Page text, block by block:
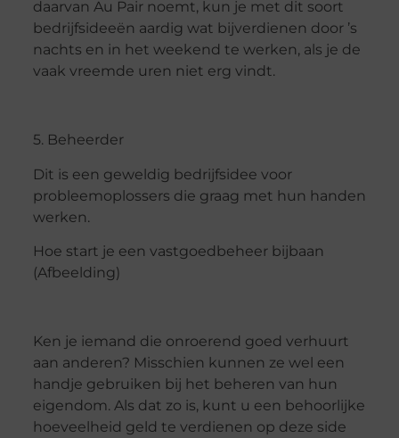
daarvan Au Pair noemt, kun je met dit soort
bedrijfsideeën aardig wat bijverdienen door ’s
nachts en in het weekend te werken, als je de
vaak vreemde uren niet erg vindt.
5. Beheerder
Dit is een geweldig bedrijfsidee voor
probleemoplossers die graag met hun handen
werken.
Hoe start je een vastgoedbeheer bijbaan
(Afbeelding)
Ken je iemand die onroerend goed verhuurt
aan anderen? Misschien kunnen ze wel een
handje gebruiken bij het beheren van hun
eigendom. Als dat zo is, kunt u een behoorlijke
hoeveelheid geld te verdienen op deze side